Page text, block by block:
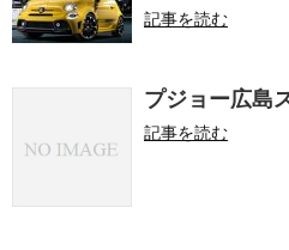
記事を読む
プジョー広島
記事を読む